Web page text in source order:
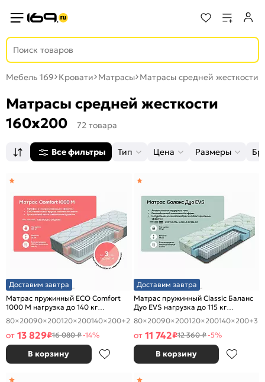
Мебель 169 Кровати Матрасы Матрасы средней жесткости
Матрасы средней жесткости
160x200
72 товара
Все фильтры Тип Цена Размеры
Доставим завтра
Матрас пружинный ECO Comfort
1000 M нагрузка до 140 кг
1600x2000
80×20090×200120×200140×200+2
от 13 829₽16 080 ₽-14%
В корзину
Доставим завтра
Матрас пружинный Classic Баланс
Дуо EVS нагрузка до 115 кг
1600x2000
80×20090×200120×200140×200+3
от 11 742₽12 360 ₽-5%
В корзину